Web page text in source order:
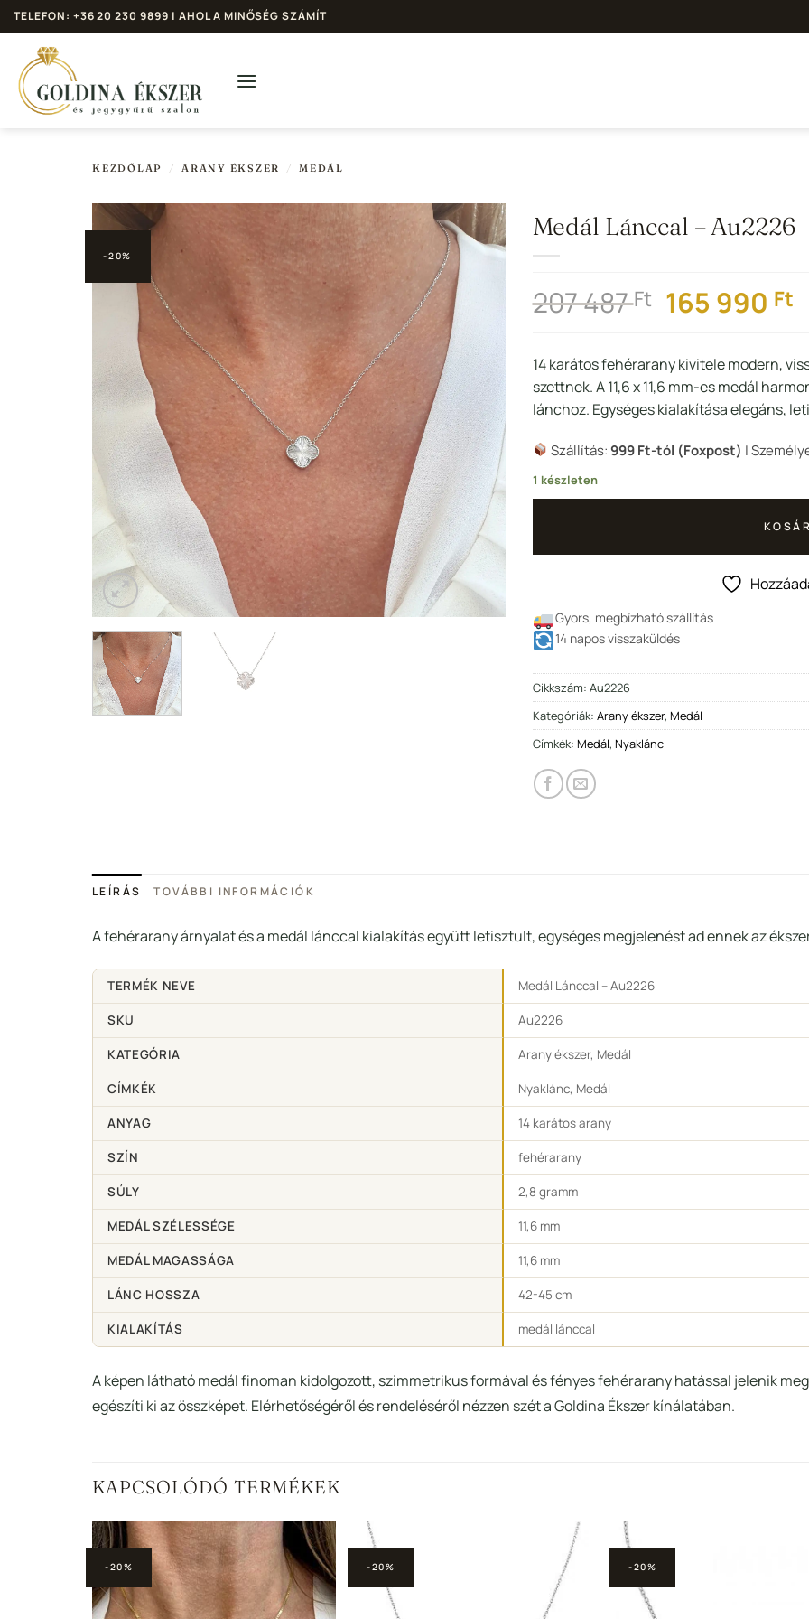
Skip
to
content
TELEFON: +36 20 230 9899 | AHOL A MINŐSÉG SZÁMÍT
KEZDŐLAP / ARANY ÉKSZER / MEDÁL
-20%
Hozzáadás a
Kedvencekhez
Medál Lánccal – Au2226
207 487Ft Original
was:
207
487 Ft.
165 990 Ft
14 karátos fehérarany kivitele modern,
szettnek. A 11,6 x 11,6 mm-es medál
lánchoz. Egységes kialakítása elegáns,
Szállítás:999 Ft-tól (Foxpost) |
1 készleten
Gyors, megbízható szállítás
14 napos visszaküldés
Cikkszám: Au2226
Kategóriák: Arany ékszer, Medál
Címkék: Medál, Nyaklánc
LEÍRÁS TOVÁBBI INFORMÁCIÓK
A fehérarany árnyalat és a medál lánccal kialakítás együtt letisztult, egységes megjelenést ad ennek az
TERMÉK NEVE Medál Lánccal – Au2226
SKU Au2226
KATEGÓRIA Arany ékszer, Medál
CÍMKÉK Nyaklánc, Medál
ANYAG 14 karátos arany
SZÍN fehérarany
SÚLY 2,8 gramm
MEDÁL SZÉLESSÉGE 11,6 mm
MEDÁL MAGASSÁGA 11,6 mm
LÁNC HOSSZA 42-45 cm
KIALAKÍTÁS medál lánccal
A képen látható medál finoman kidolgozott, szimmetrikus formával és fényes fehérarany hatással jelenik
egészíti ki az összképet. Elérhetőségéről és rendeléséről nézzen szét a Goldina Ékszer kínálatában.
KAPCSOLÓDÓ TERMÉKEK
-20%
Hozzáadás a
Kedvencekhez
-20%
Hozzáadás a
Kedvencekhez
-20%